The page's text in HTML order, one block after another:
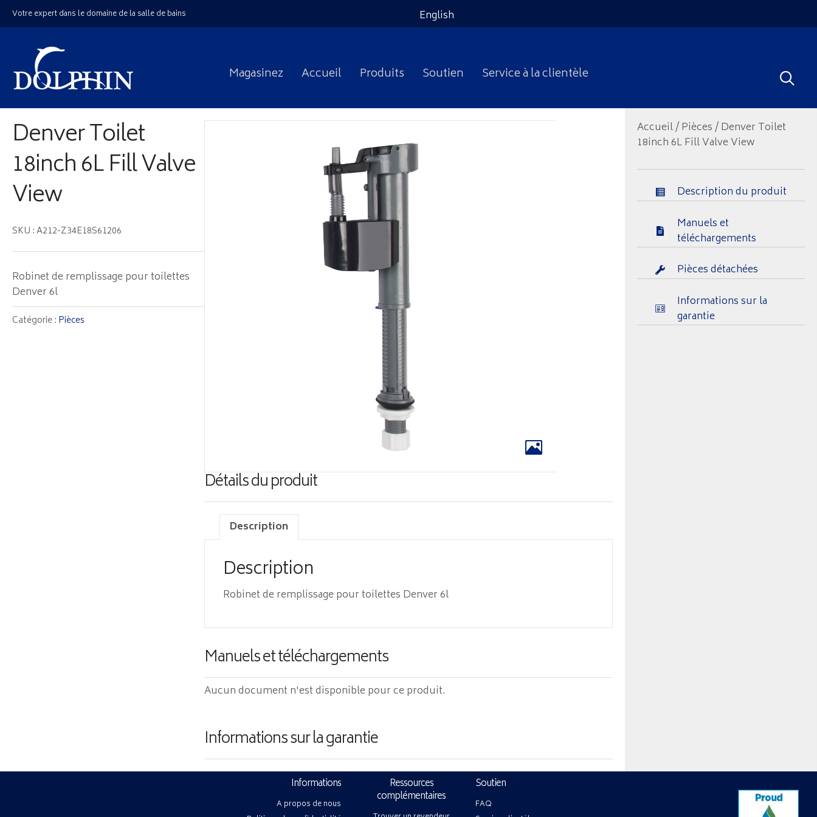
Votre expert dans le domaine de la salle de bains English
Magasinez Accueil Produits Soutien Service à la clientèle
Denver Toilet
18inch 6L Fill Valve
View
SKU : A212-Z34E18S61206
Robinet de remplissage pour toilettes
Denver 6l
Catégorie : Pièces
Détails du produit
Description
Description
Robinet de remplissage pour toilettes Denver 6l
Manuels et téléchargements
Aucun document n'est disponible pour ce produit.
Informations sur la garantie
Accueil/Pièces/ Denver Toilet
18inch 6L Fill Valve View
Description du produit
Manuels et
téléchargements
Pièces détachées
Informations sur la
garantie
Informations
A propos de nous
Ressources
complémentaires
Soutien
FAQ